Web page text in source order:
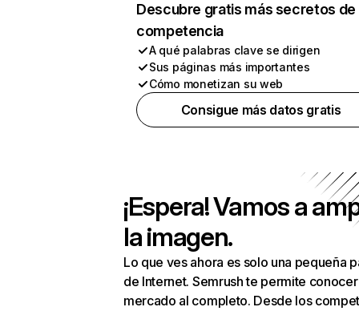
Descubre gratis más secretos de
competencia
A qué palabras clave se dirigen
Sus páginas más importantes
Cómo monetizan su web
Consigue más datos gratis
¡Espera! Vamos a
la imagen.
Lo que ves ahora es solo una pequeña
de Internet. Semrush te permite
mercado al completo. Desde los